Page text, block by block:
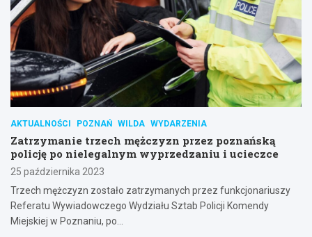
AKTUALNOŚCI POZNAŃ WILDA WYDARZENIA
Zatrzymanie trzech mężczyzn przez poznańską
policję po nielegalnym wyprzedzaniu i ucieczce
25 października 2023
Trzech mężczyzn zostało zatrzymanych przez funkcjonariuszy
Referatu Wywiadowczego Wydziału Sztab Policji Komendy
Miejskiej w Poznaniu, po…